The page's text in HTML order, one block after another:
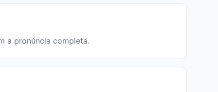
a pronúncia completa.